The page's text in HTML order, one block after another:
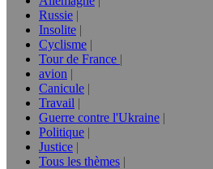
Russie
Insolite
Cyclisme
Tour de France
avion
Canicule
Travail
Guerre contre l'Ukraine
Politique
Justice
Tous les thèmes